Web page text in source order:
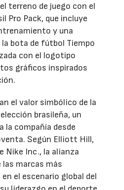
terreno de juego con el
Pro Pack, que incluye
y una
bota de fútbol Tiempo
con el logotipo
gráficos inspirados
el valor simbólico de la
brasileña, un
la compañía desde
Según Elliott Hill,
Nike Inc., la alianza
marcas más
el escenario global del